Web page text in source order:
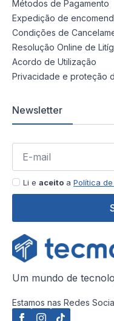
Métodos de Pagamento
Expedição de
Condições de
Resolução Online de
Acordo de Utilização
Privacidade e proteção
Newsletter
Li e aceito a Política
Um mundo de
Estamos nas Redes